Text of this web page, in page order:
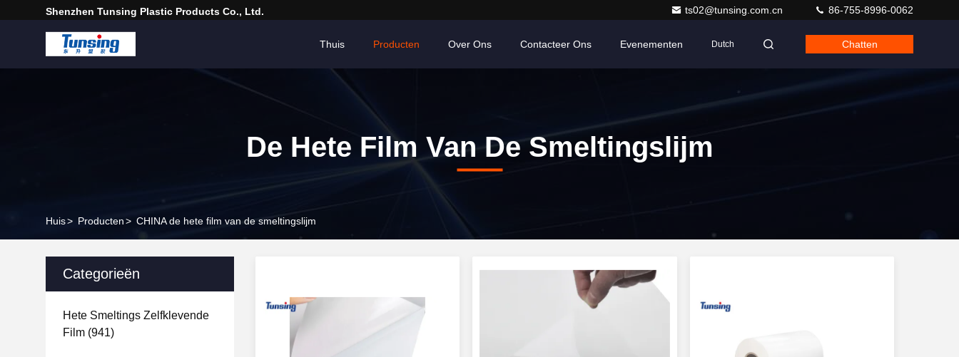
Shenzhen Tunsing Plastic Products Co., Ltd. ts02@tunsing.com.cn 86-755-8996-0062
Thuis Producten Over Ons Contacteer Ons Evenementen Dutch Chatten
De Hete Film Van De Smeltingslijm
Huis> Producten> CHINA de hete film van de smeltingslijm
Categorieën
Hete Smeltings Zelfklevende
Film (941)